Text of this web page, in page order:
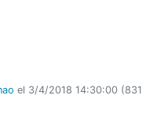
el 3/4/2018 14:30:00 (831